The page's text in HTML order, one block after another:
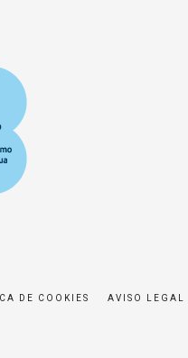
DE COOKIES
AVISO LEGAL